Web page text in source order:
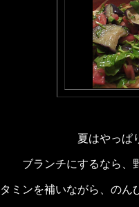
夏はやっぱ
ブランチにするなら、
ミンを補いながら、のん